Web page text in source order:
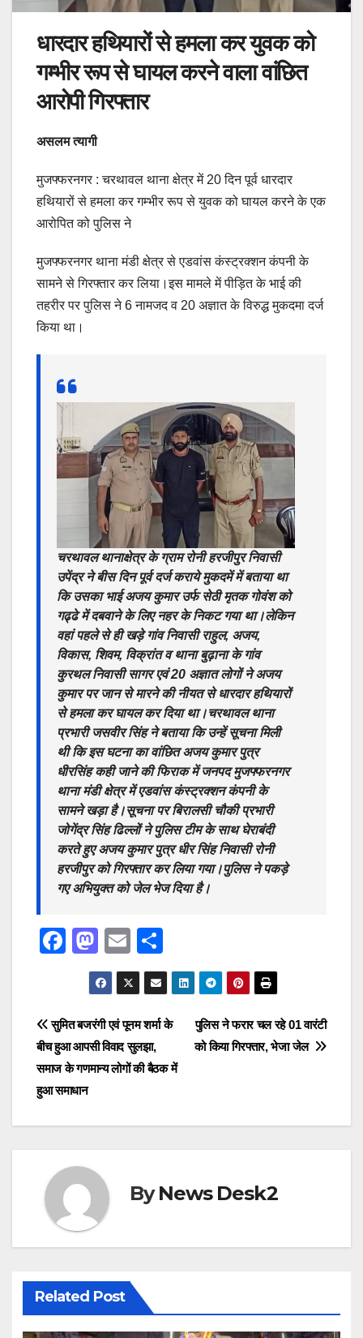
धारदार हथियारों से हमला कर युवक को
गम्भीर रूप से घायल करने वाला वांछित
आरोपी गिरफ्तार
असलम त्यागी
मुजफ्फरनगर : चरथावल थाना क्षेत्र में 20 दिन पूर्व धारदार
हथियारों से हमला कर गम्भीर रूप से युवक को घायल करने के एक
आरोपित को पुलिस ने
मुजफ्फरनगर थाना मंडी क्षेत्र से एडवांस कंस्ट्रक्शन कंपनी के
सामने से गिरफ्तार कर लिया।इस मामले में पीड़ित के भाई की
तहरीर पर पुलिस ने 6 नामजद व 20 अज्ञात के विरुद्ध मुकदमा दर्ज
किया था।
चरथावल थानाक्षेत्र के ग्राम रोनी हरजीपुर निवासी
उपेंद्र ने बीस दिन पूर्व दर्ज कराये मुकदमें में बताया था
कि उसका भाई अजय कुमार उर्फ सेठी मृतक गोवंश को
गढ्ढे में दबवाने के लिए नहर के निकट गया था।लेकिन
वहां पहले से ही खड़े गांव निवासी राहुल, अजय,
विकास, शिवम, विक्रांत व थाना बुढ़ाना के गांव
कुरथल निवासी सागर एवं 20 अज्ञात लोगों ने अजय
कुमार पर जान से मारने की नीयत से धारदार हथियारों
से हमला कर घायल कर दिया था।चरथावल थाना
प्रभारी जसवीर सिंह ने बताया कि उन्हें सूचना मिली
थी कि इस घटना का वांछित अजय कुमार पुत्र
धीरसिंह कही जाने की फिराक में जनपद मुजफ्फरनगर
थाना मंडी क्षेत्र में एडवांस कंस्ट्रक्शन कंपनी के
सामने खड़ा है।सूचना पर बिरालसी चौकी प्रभारी
जोगेंद्र सिंह ढिल्लों ने पुलिस टीम के साथ घेराबंदी
करते हुए अजय कुमार पुत्र धीर सिंह निवासी रोनी
हरजीपुर को गिरफ्तार कर लिया गया।पुलिस ने पकड़े
गए अभियुक्त को जेल भेज दिया है।
F
e
b
o
o
k
M
a
st
o
d
o
E
m
ail
h
ar
e
Post
navigation
पुलिस ने फरार चल रहे 01 वारंटी
को किया गिरफ्तार, भेजा जेल
सुमित बजरंगी एवं पूनम शर्मा के
बीच हुआ आपसी विवाद सुलझा,
समाज के गणमान्य लोगों की बैठक में
हुआ समाधान
ByNews Desk2
Related Post